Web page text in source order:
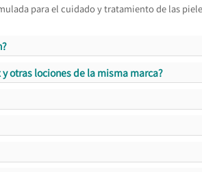
para el cuidado y tratamiento de las
otras lociones de la misma marca?